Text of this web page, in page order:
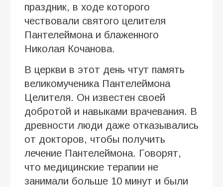
праздник, в ходе которого
чествовали святого целителя
Пантелеймона и блаженного
Николая Кочанова.
В церкви в этот день чтут память
великомученика Пантелеймона
Целителя. Он известен своей
добротой и навыками врачевания. В
древности люди даже отказывались
от докторов, чтобы получить
лечение Пантелеймона. Говорят,
что медицинские терапии не
занимали больше 10 минут и были